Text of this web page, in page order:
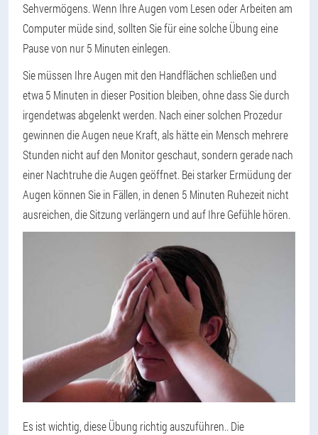
Sehvermögens. Wenn Ihre Augen vom Lesen oder Arbeiten am
Computer müde sind, sollten Sie für eine solche Übung eine
Pause von nur 5 Minuten einlegen.
Sie müssen Ihre Augen mit den Handflächen schließen und
etwa 5 Minuten in dieser Position bleiben, ohne dass Sie durch
irgendetwas abgelenkt werden. Nach einer solchen Prozedur
gewinnen die Augen neue Kraft, als hätte ein Mensch mehrere
Stunden nicht auf den Monitor geschaut, sondern gerade nach
einer Nachtruhe die Augen geöffnet. Bei starker Ermüdung der
Augen können Sie in Fällen, in denen 5 Minuten Ruhezeit nicht
ausreichen, die Sitzung verlängern und auf Ihre Gefühle hören.
Es ist wichtig, diese Übung richtig auszuführen.. Die